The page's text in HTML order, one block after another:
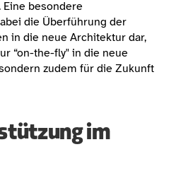
besondere
die Überführung der
in die neue Architektur dar,
“on-the-fly" in die neue
zudem für die Zukunft
im